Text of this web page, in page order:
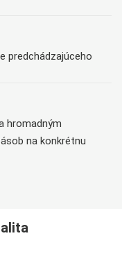
predchádzajúceho
hromadným
na konkrétnu